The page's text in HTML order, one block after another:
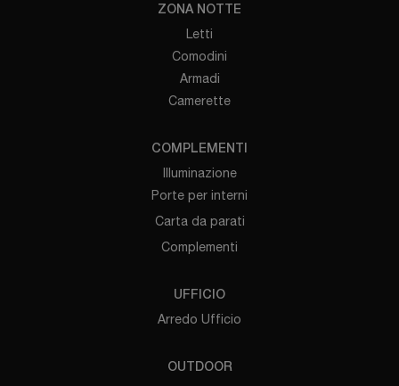
ZONA NOTTE
Letti
Comodini
Armadi
Camerette
COMPLEMENTI
Illuminazione
Porte per interni
Carta da parati
Complementi
UFFICIO
Arredo Ufficio
OUTDOOR